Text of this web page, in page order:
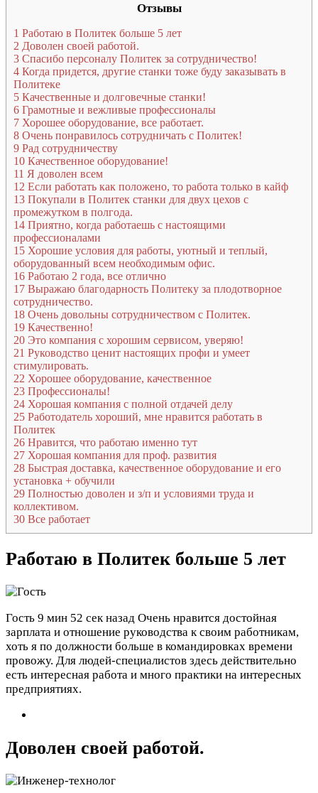
Отзывы
1 Работаю в Политек больше 5 лет
2 Доволен своей работой.
3 Спасибо персоналу Политек за сотрудничество!
4 Когда придется, другие станки тоже буду заказывать в
Политеке
5 Качественные и долговечные станки!
6 Грамотные и вежливые профессионалы
7 Хорошее оборудование, все работает.
8 Очень понравилось сотрудничать с Политек!
9 Рад сотрудничеству
10 Качественное оборудование!
11 Я доволен всем
12 Если работать как положено, то работа только в кайф
13 Покупали в Политек станки для двух цехов с
промежутком в полгода.
14 Приятно, когда работаешь с настоящими
профессионалами
15 Хорошие условия для работы, уютный и теплый,
оборудованный всем необходимым офис.
16 Работаю 2 года, все отлично
17 Выражаю благодарность Политеку за плодотворное
сотрудничество.
18 Очень довольны сотрудничеством с Политек.
19 Качественно!
20 Это компания с хорошим сервисом, уверяю!
21 Руководство ценит настоящих профи и умеет
стимулировать.
22 Хорошее оборудование, качественное
23 Профессионалы!
24 Хорошая компания с полной отдачей делу
25 Работодатель хороший, мне нравится работать в
Политек
26 Нравится, что работаю именно тут
27 Хорошая компания для проф. развития
28 Быстрая доставка, качественное оборудование и его
установка + обучили
29 Полностью доволен и з/п и условиями труда и
коллективом.
30 Все работает
Работаю в Политек больше 5 лет
Гость 9 мин 52 сек назад Очень нравится достойная
зарплата и отношение руководства к своим работникам,
хоть я по должности больше в командировках времени
провожу. Для людей-специалистов здесь действительно
есть интересная работа и много практики на интересных
предприятиях.
Доволен своей работой.